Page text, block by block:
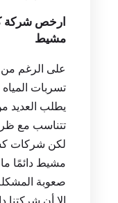
مشاكلهم.
ارخص شركة
مشيط
على الرغم
تسربات المياه
يطلب العديد
تتناسب مع
لكن شركات
مشيط دائمًا